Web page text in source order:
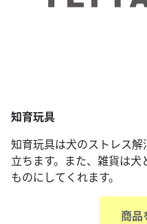
知育玩具
知育玩具は犬のストレス
立ちます。また、雑貨は
ものにしてくれます。
商品